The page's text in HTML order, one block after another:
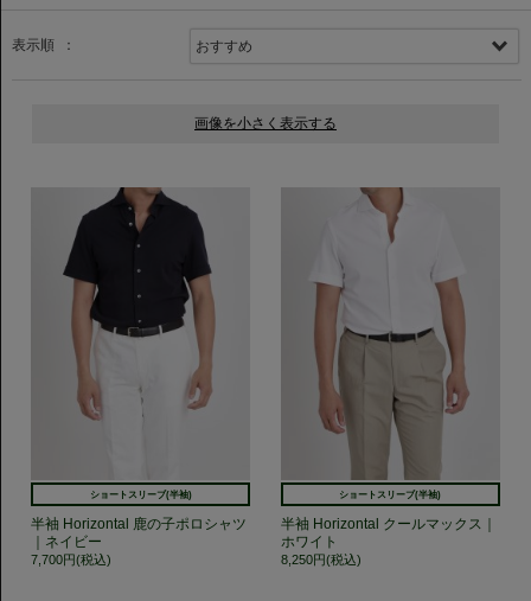
表示順 ：
ショートスリーブ(半袖)
半袖 Horizontal 鹿の子ポロシャツ
｜ネイビー
7,700円(税込)
ショートスリーブ(半袖)
半袖 Horizontal クールマックス｜
ホワイト
8,250円(税込)